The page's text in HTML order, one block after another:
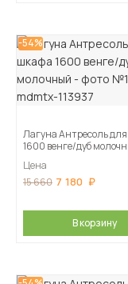
-54%
Лагуна Антресоль
1600 венге/дуб
Цена
15 660 7 180
В корзину